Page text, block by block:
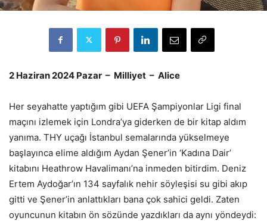
2 Haziran 2024 Pazar – Milliyet – Alice
Her seyahatte yaptığım gibi UEFA Şampiyonlar Ligi final
maçını izlemek için Londra’ya giderken de bir kitap aldım
yanıma. THY uçağı İstanbul semalarında yükselmeye
başlayınca elime aldığım Aydan Şener’in ‘Kadına Dair’
kitabını Heathrow Havalimanı’na inmeden bitirdim. Deniz
Ertem Aydoğar’ın 134 sayfalık nehir söyleşisi su gibi akıp
gitti ve Şener’in anlattıkları bana çok sahici geldi. Zaten
oyuncunun kitabın ön sözünde yazdıkları da aynı yöndeydi: